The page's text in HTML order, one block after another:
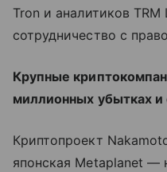
Tron и аналитиков
сотрудничество с
Крупные
миллионных убытках и
Криптопроект
японская Metaplanet —